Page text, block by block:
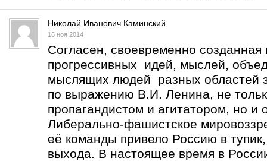
Николай Иванович Каминский
16 ноя 2014
Согласен, своевременно
прогрессивных идей, мыслей,
мыслящих людей разных областей
по выражению В.И. Ленина, не
пропагандистом и агитатором, но и
Либерально-фашистское
её команды привело Россию в
выхода. В настоящее время в